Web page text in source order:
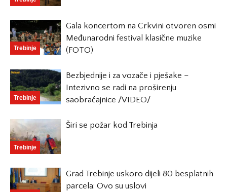
Trebinje
Gala koncertom na Crkvini otvoren osmi
Međunarodni festival klasične muzike
(FOTO)
Trebinje
Bezbjednije i za vozače i pješake –
Intezivno se radi na proširenju
saobraćajnice /VIDEO/
Trebinje
Širi se požar kod Trebinja
Grad Trebinje uskoro dijeli 80 besplatnih
parcela: Ovo su uslovi